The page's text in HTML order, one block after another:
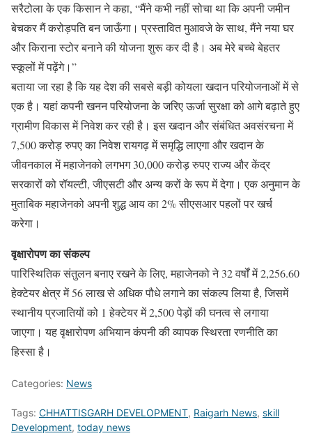
सरैटोला के एक किसान ने कहा, “मैंने कभी नहीं सोचा था कि अपनी जमीन
बेचकर मैं करोड़पति बन जाऊँगा। प्रस्तावित मुआवजे के साथ, मैंने नया घर
और किराना स्टोर बनाने की योजना शुरू कर दी है। अब मेरे बच्चे बेहतर
स्कूलों में पढ़ेंगे।”
बताया जा रहा है कि यह देश की सबसे बड़ी कोयला खदान परियोजनाओं में से
एक है। यहां कपनी खनन परियोजना के जरिए ऊर्जा सुरक्षा को आगे बढ़ाते हुए
ग्रामीण विकास में निवेश कर रही है। इस खदान और संबंधित अवसंरचना में
7,500 करोड़ रुपए का निवेश रायगढ़ में समृद्धि लाएगा और खदान के
जीवनकाल में महाजेनको लगभग 30,000 करोड़ रुपए राज्य और केंद्र
सरकारों को रॉयल्टी, जीएसटी और अन्य करों के रूप में देगा। एक अनुमान के
मुताबिक महाजेनको अपनी शुद्ध आय का 2% सीएसआर पहलों पर खर्च
करेगा।
वृक्षारोपण का संकल्प
पारिस्थितिक संतुलन बनाए रखने के लिए, महाजेनको ने 32 वर्षों में 2,256.60
हेक्टेयर क्षेत्र में 56 लाख से अधिक पौधे लगाने का संकल्प लिया है, जिसमें
स्थानीय प्रजातियों को 1 हेक्टेयर में 2,500 पेड़ों की घनत्व से लगाया
जाएगा। यह वृक्षारोपण अभियान कंपनी की व्यापक स्थिरता रणनीति का
हिस्सा है।
Categories: News
Tags: CHHATTISGARH DEVELOPMENT, Raigarh News, skill
Development, today news